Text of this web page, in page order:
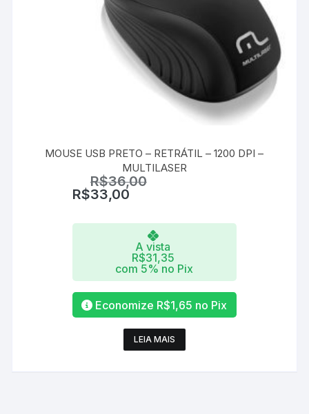
MOUSE USB PRETO – RETRÁTIL – 1200 DPI –
MULTILASER
R$36,00
R$33,00
A vista
R$31,35
com 5% no Pix
Economize R$1,65 no Pix
LEIA MAIS